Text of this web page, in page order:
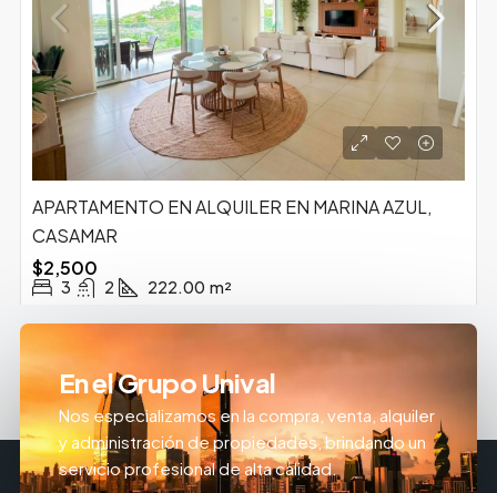
APARTAMENTO EN ALQUILER EN MARINA AZUL,
CASAMAR
$2,500
3 2 222.00 m²
En el Grupo Unival
Nos especializamos en la compra, venta, alquiler
y administración de propiedades, brindando un
servicio profesional de alta calidad.